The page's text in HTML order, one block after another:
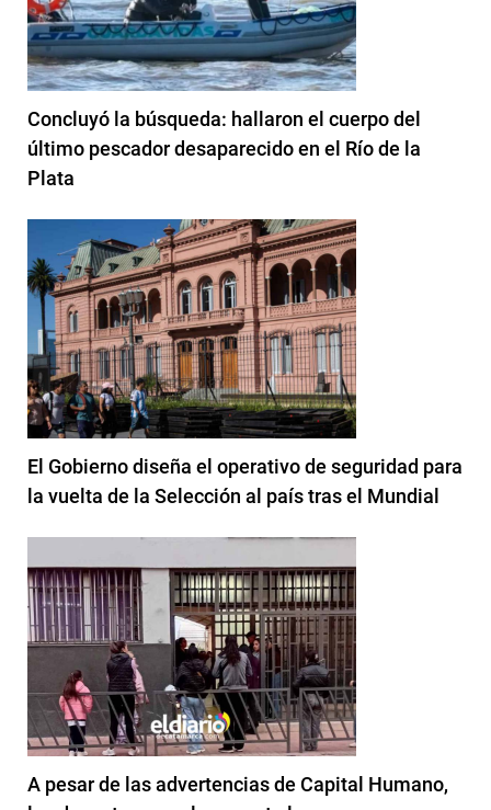
Concluyó la búsqueda: hallaron el cuerpo del
último pescador desaparecido en el Río de la
Plata
El Gobierno diseña el operativo de seguridad para
la vuelta de la Selección al país tras el Mundial
A pesar de las advertencias de Capital Humano,